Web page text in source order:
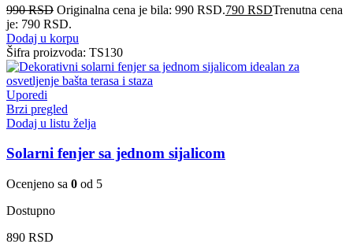
990RSD Originalna cena je bila: 990 RSD.790 RSDTrenutna cena
je: 790 RSD.
Dodaj u korpu
Šifra proizvoda: TS130
Uporedi
Brzi pregled
Dodaj u listu želja
Solarni fenjer sa jednom sijalicom
Ocenjeno sa 0 od 5
Dostupno
890 RSD